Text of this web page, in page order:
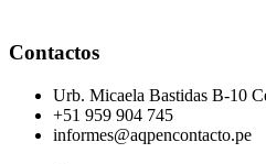
Contactos
Urb. Micaela Bastidas B-10
+51 959 904 745
informes@aqpencontacto.pe